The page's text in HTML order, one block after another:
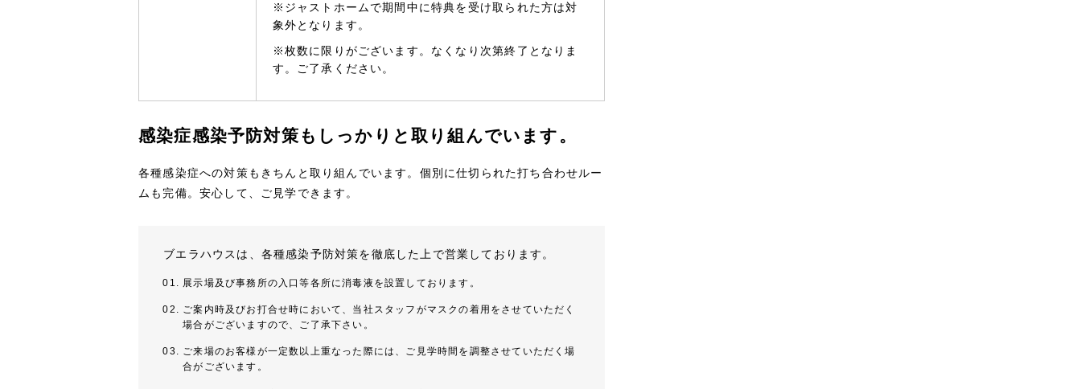
※ジャストホームで期間中に特典を受け取られた方は対
象外となります。
※枚数に限りがございます。なくなり次第終了となりま
す。ご了承ください。
感染症感染予防対策もしっかりと取り組んでいます。
各種感染症への対策もきちんと取り組んでいます。個別に仕切られた打ち合わせルー
ムも完備。安心して、ご見学できます。
ブエラハウスは、各種感染予防対策を徹底した上で営業しております。
展示場及び事務所の入口等各所に消毒液を設置しております。
ご案内時及びお打合せ時において、当社スタッフがマスクの着用をさせていただく
場合がございますので、ご了承下さい。
ご来場のお客様が一定数以上重なった際には、ご見学時間を調整させていただく場
合がございます。